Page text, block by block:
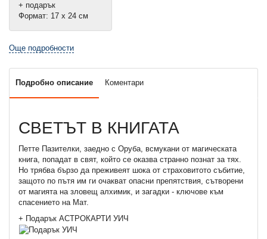
+ подарък
Формат: 17 х 24 см
Още подробности
Подробно описание Коментари
СВЕТЪТ В КНИГАТА
Петте Пазителки, заедно с Оруба, всмукани от магическата
книга, попадат в свят, който се оказва странно познат за тях.
Но трябва бързо да преживеят шока от страховитото събитие,
защото по пътя им ги очакват опасни препятствия, сътворени
от магията на зловещ алхимик, и загадки - ключове към
спасението на Мат.
+ Подарък АСТРОКАРТИ УИЧ